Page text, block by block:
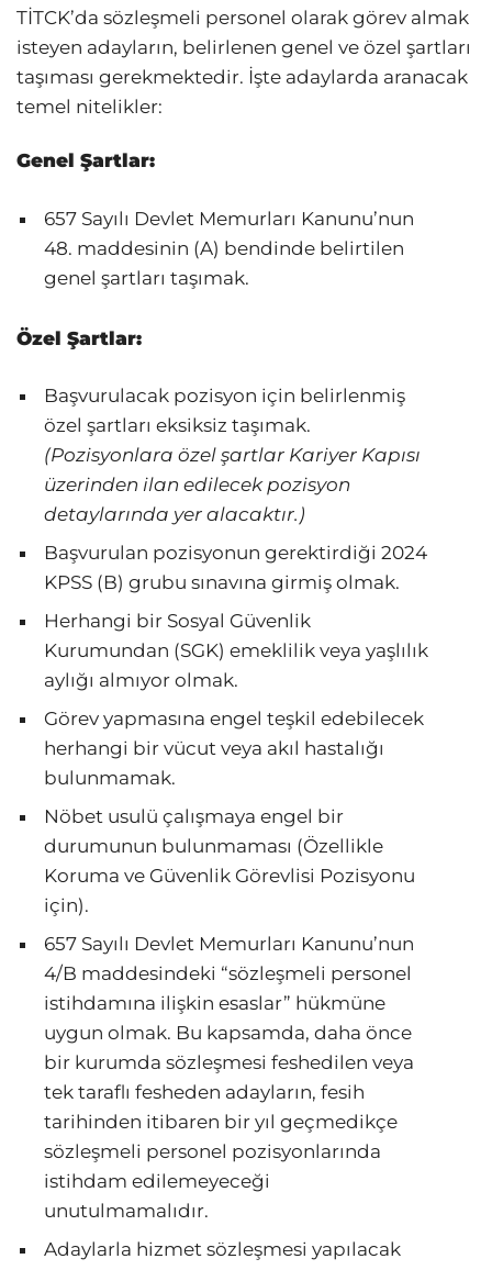
TİTCK’da sözleşmeli personel olarak görev almak
isteyen adayların, belirlenen genel ve özel şartları
taşıması gerekmektedir. İşte adaylarda aranacak
temel nitelikler:
Genel Şartlar:
657 Sayılı Devlet Memurları Kanunu’nun
48. maddesinin (A) bendinde belirtilen
genel şartları taşımak.
Özel Şartlar:
Başvurulacak pozisyon için belirlenmiş
özel şartları eksiksiz taşımak.
(Pozisyonlara özel şartlar Kariyer Kapısı
üzerinden ilan edilecek pozisyon
detaylarında yer alacaktır.)
Başvurulan pozisyonun gerektirdiği 2024
KPSS (B) grubu sınavına girmiş olmak.
Herhangi bir Sosyal Güvenlik
Kurumundan (SGK) emeklilik veya yaşlılık
aylığı almıyor olmak.
Görev yapmasına engel teşkil edebilecek
herhangi bir vücut veya akıl hastalığı
bulunmamak.
Nöbet usulü çalışmaya engel bir
durumunun bulunmaması (Özellikle
Koruma ve Güvenlik Görevlisi Pozisyonu
için).
657 Sayılı Devlet Memurları Kanunu’nun
4/B maddesindeki “sözleşmeli personel
istihdamına ilişkin esaslar” hükmüne
uygun olmak. Bu kapsamda, daha önce
bir kurumda sözleşmesi feshedilen veya
tek taraflı fesheden adayların, fesih
tarihinden itibaren bir yıl geçmedikçe
sözleşmeli personel pozisyonlarında
istihdam edilemeyeceği
unutulmamalıdır.
Adaylarla hizmet sözleşmesi yapılacak